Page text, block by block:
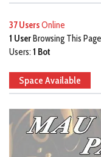
37 UsersOnline
1 UserBrowsing This
Users: 1 Bot
Space Available